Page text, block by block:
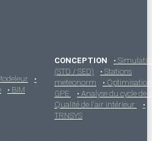
•
• BIM
CONCEPTION
•
(STD / SED)
• Stations
meteonorm
•
GPE
• Analyse du cycle de
Qualité de l'air intérieur
•
TRNSYS